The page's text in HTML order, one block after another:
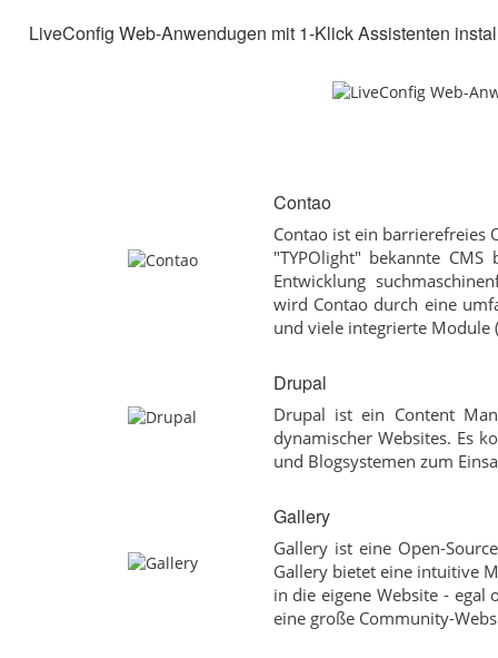
LiveConfig Web-Anwendugen mit 1-Klick Assistenten
Contao
Contao ist ein barrierefreies
"TYPOlight" bekannte
Entwicklung
wird Contao durch eine
und viele integrierte Module
Drupal
Drupal ist ein Content
dynamischer Websites. Es
und Blogsystemen zum
Gallery
Gallery ist eine Open-
Gallery bietet eine intuitive
in die eigene Website -
eine große Community-